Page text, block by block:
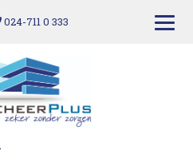
024-711 0 333